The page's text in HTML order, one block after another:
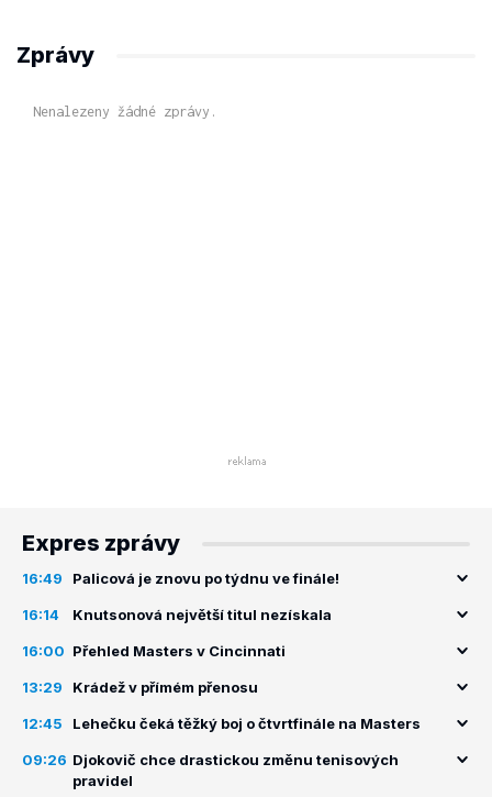
Zprávy
Nenalezeny žádné zprávy.
Expres zprávy
16:49 Palicová je znovu po týdnu ve finále!
16:14 Knutsonová největší titul nezískala
16:00 Přehled Masters v Cincinnati
13:29 Krádež v přímém přenosu
12:45 Lehečku čeká těžký boj o čtvrtfinále na Masters
09:26 Djokovič chce drastickou změnu tenisových
pravidel